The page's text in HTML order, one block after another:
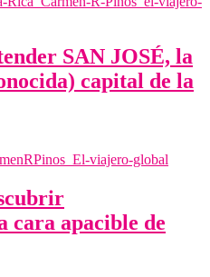
SAN JOSÉ, la
capital de la
apacible de